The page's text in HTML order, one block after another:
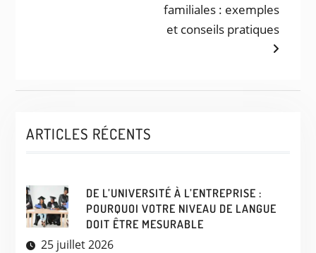
familiales : exemples
et conseils pratiques
ARTICLES RÉCENTS
DE L’UNIVERSITÉ À L’ENTREPRISE :
POURQUOI VOTRE NIVEAU DE LANGUE
DOIT ÊTRE MESURABLE
25 juillet 2026